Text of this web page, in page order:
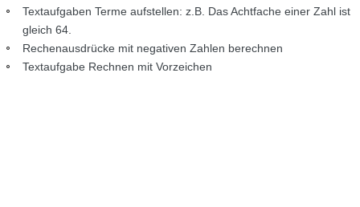
Textaufgaben Terme aufstellen: z.B. Das Achtfache einer Zahl ist
gleich 64.
Rechenausdrücke mit negativen Zahlen berechnen
Textaufgabe Rechnen mit Vorzeichen